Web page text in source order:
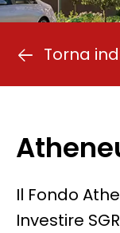
Torna
Il Fondo
Investire